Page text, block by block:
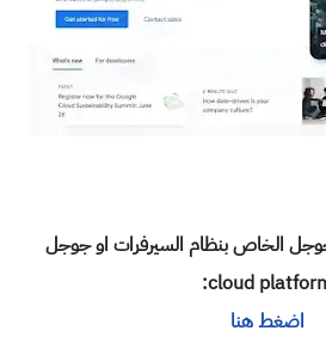
الخاص بنظام السيرفرات او جوجل
cloud
اضغط هنا